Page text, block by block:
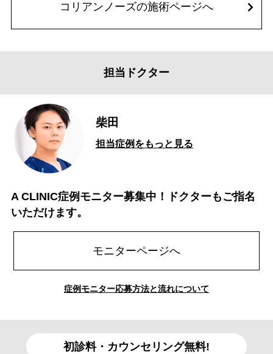
コリアンノーズの施術ページへ
担当ドクター
柴田
担当症例をもっと見る
A CLINIC症例モニター募集中！ドクターもご指名
いただけます。
モニターページへ
症例モニター応募方法と流れについて
初診料・カウンセリング無料!